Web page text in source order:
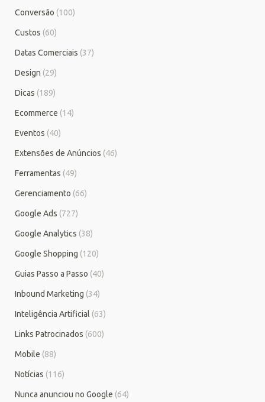
Conversão (100)
Custos (60)
Datas Comerciais (37)
Design (29)
Dicas (189)
Ecommerce (14)
Eventos (40)
Extensões de Anúncios (46)
Ferramentas (49)
Gerenciamento (66)
Google Ads (727)
Google Analytics (38)
Google Shopping (120)
Guias Passo a Passo (40)
Inbound Marketing (34)
Inteligência Artificial (63)
Links Patrocinados (600)
Mobile (88)
Notícias (116)
Nunca anunciou no Google (64)